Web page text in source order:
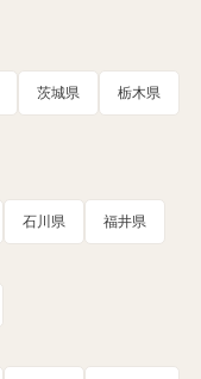
茨城県 栃木県
石川県 福井県